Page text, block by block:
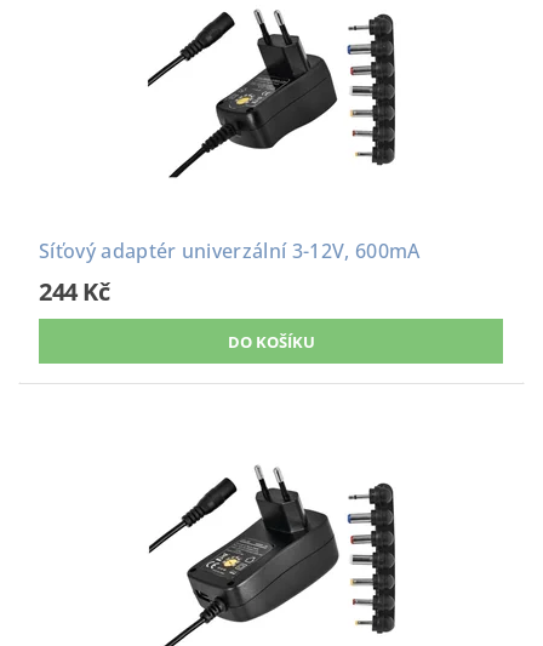
Síťový adaptér univerzální 3-12V, 600mA
244 Kč